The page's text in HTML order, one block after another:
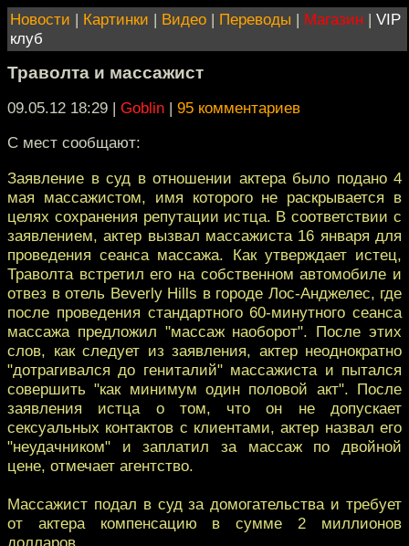
Новости | Картинки | Видео | Переводы | Магазин | VIP
клуб
Траволта и массажист
09.05.12 18:29 | Goblin | 95 комментариев
С мест сообщают:
Заявление в суд в отношении актера было подано 4
мая массажистом, имя которого не раскрывается в
целях сохранения репутации истца. В соответствии с
заявлением, актер вызвал массажиста 16 января для
проведения сеанса массажа. Как утверждает истец,
Траволта встретил его на собственном автомобиле и
отвез в отель Beverly Hills в городе Лос-Анджелес, где
после проведения стандартного 60-минутного сеанса
массажа предложил "массаж наоборот". После этих
слов, как следует из заявления, актер неоднократно
"дотрагивался до гениталий" массажиста и пытался
совершить "как минимум один половой акт". После
заявления истца о том, что он не допускает
сексуальных контактов с клиентами, актер назвал его
"неудачником" и заплатил за массаж по двойной
цене, отмечает агентство.
Массажист подал в суд за домогательства и требует
от актера компенсацию в сумме 2 миллионов
долларов.